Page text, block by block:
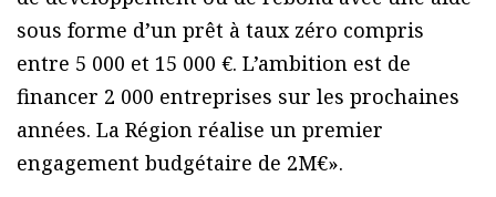
sous forme d’un prêt à taux zéro compris
entre 5 000 et 15 000 €. L’ambition est de
financer 2 000 entreprises sur les prochaines
années. La Région réalise un premier
engagement budgétaire de 2M€».